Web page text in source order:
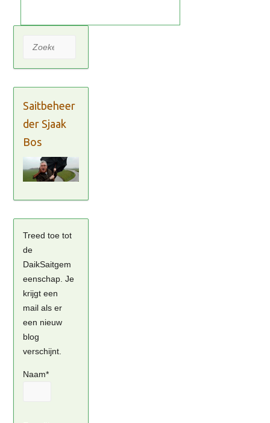
Zoeken
Saitbeheer
der Sjaak
Bos
Treed toe tot
de
DaikSaitgem
eenschap. Je
krijgt een
mail als er
een nieuw
blog
verschijnt.
Naam*